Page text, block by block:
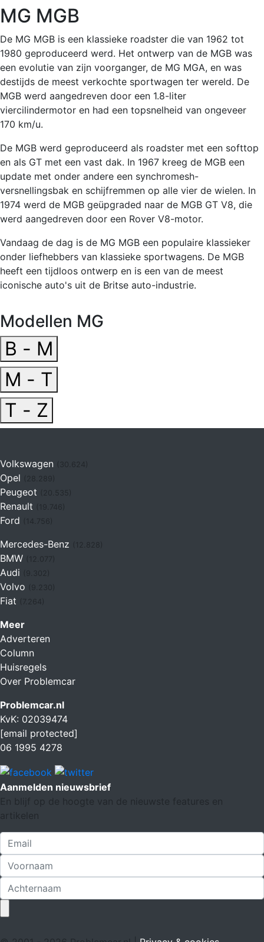
MG MGB
De MG MGB is een klassieke roadster die van 1962 tot
1980 geproduceerd werd. Het ontwerp van de MGB was
een evolutie van zijn voorganger, de MG MGA, en was
destijds de meest verkochte sportwagen ter wereld. De
MGB werd aangedreven door een 1.8-liter
viercilindermotor en had een topsnelheid van ongeveer
170 km/u.
De MGB werd geproduceerd als roadster met een softtop
en als GT met een vast dak. In 1967 kreeg de MGB een
update met onder andere een synchromesh-
versnellingsbak en schijfremmen op alle vier de wielen. In
1974 werd de MGB geüpgraded naar de MGB GT V8, die
werd aangedreven door een Rover V8-motor.
Vandaag de dag is de MG MGB een populaire klassieker
onder liefhebbers van klassieke sportwagens. De MGB
heeft een tijdloos ontwerp en is een van de meest
iconische auto's uit de Britse auto-industrie.
Modellen MG
B - M
M - T
T - Z
Volkswagen (30.624)
Opel (28.289)
Peugeot (20.535)
Renault (19.746)
Ford (14.756)
Mercedes-Benz (12.828)
BMW (12.077)
Audi (9.302)
Volvo (9.230)
Fiat (7.264)
Meer
Adverteren
Column
Huisregels
Over Problemcar
Problemcar.nl
KvK: 02039474
[email protected]
06 1995 4278
Aanmelden nieuwsbrief
En blijf op de hoogte van de nieuwste features en
artikelen